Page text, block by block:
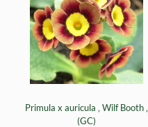
Primula x auricula ‚ Wilf Booth ‚
(GC)